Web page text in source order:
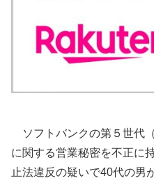
ソフトバンクの第５世代
に関する営業秘密を不正に
止法違反の疑いで40代の男